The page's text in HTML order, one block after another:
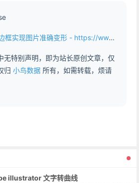
片准确变形 - https://www.abddb.com/accurate_deformation_of_pictures.html
无特别声明，即为站长原创文章，仅
归 小鸟数据 所有，如需转载，烦请
illustrator 文字转曲线